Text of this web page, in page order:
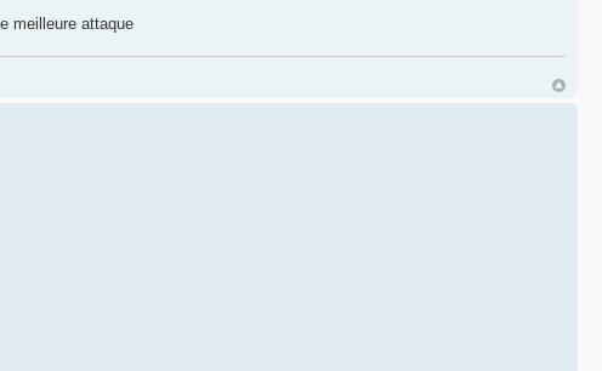
meilleure attaque